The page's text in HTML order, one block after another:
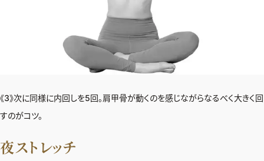
《3》次に同様に内回しを5回。肩甲骨が動くのを感じながらなるべく大きく回
すのがコツ。
夜ストレッチ